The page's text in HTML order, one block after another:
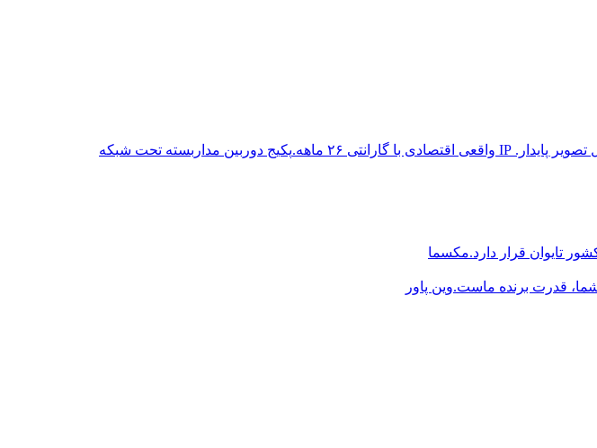
پکیج دوربین مداربسته تحت شبکه
مکسما
وین پاور